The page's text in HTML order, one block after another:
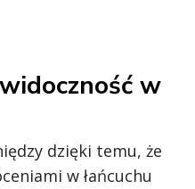
w
dzięki temu, że
w łańcuchu